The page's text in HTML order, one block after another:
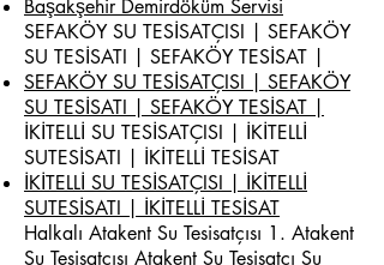
Başakşehir Demirdöküm Servisi
SEFAKÖY SU TESİSATÇISI | SEFAKÖY
SU TESİSATI | SEFAKÖY TESİSAT |
SEFAKÖY SU TESİSATÇISI | SEFAKÖY
SU TESİSATI | SEFAKÖY TESİSAT |
İKİTELLİ SU TESİSATÇISI | İKİTELLİ
SUTESİSATI | İKİTELLİ TESİSAT
İKİTELLİ SU TESİSATÇISI | İKİTELLİ
SUTESİSATI | İKİTELLİ TESİSAT
Halkalı Atakent Su Tesisatçısı 1. Atakent
Su Tesisatçısı Atakent Su Tesisatçı Su